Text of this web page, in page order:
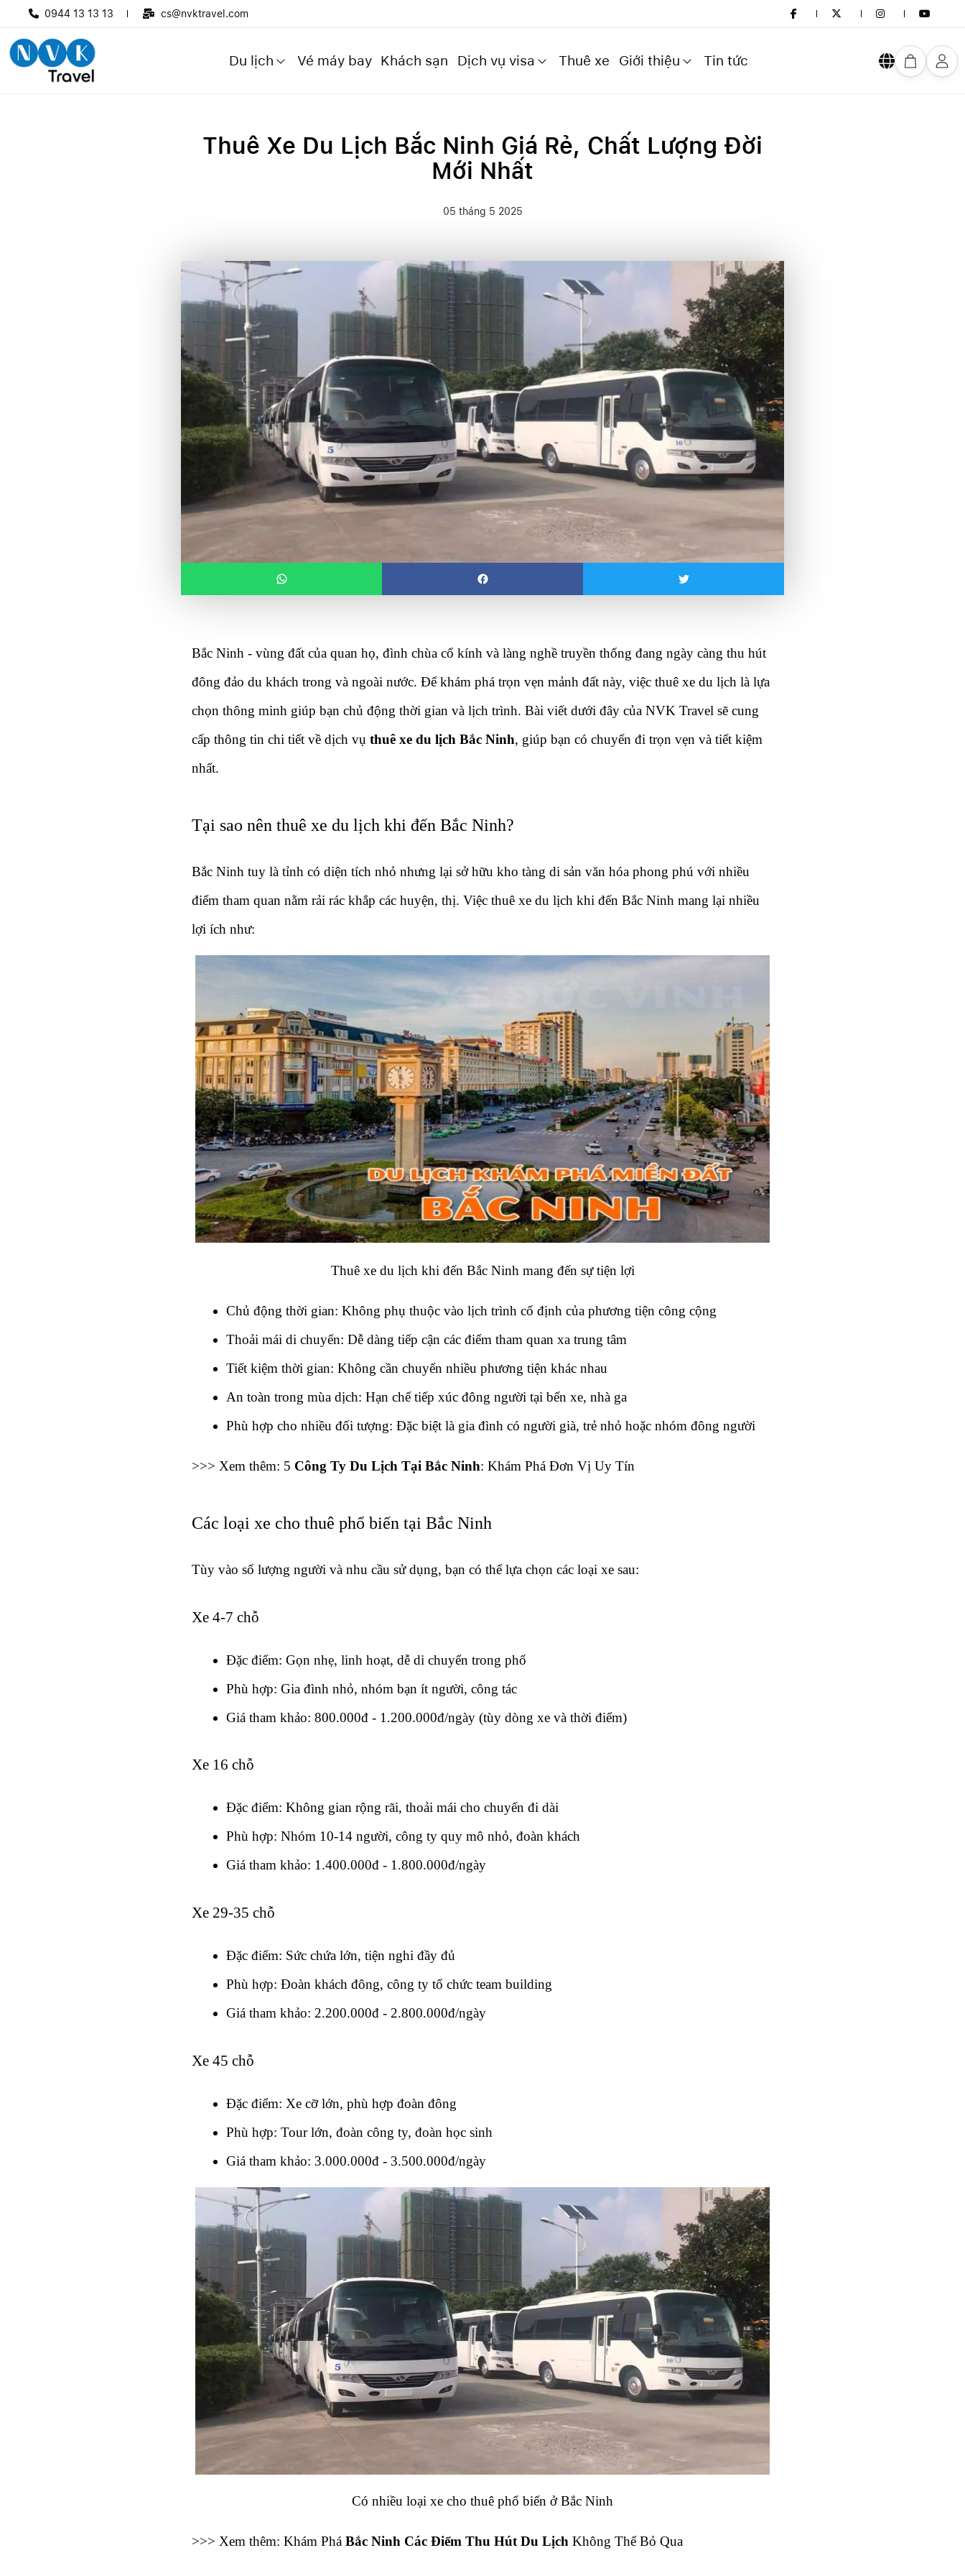
0944 13 13 13 cs@nvktravel.com
Du lịch Vé máy bay Khách sạn Dịch vụ visa Thuê xe Giới thiệu Tin tức
Thuê Xe Du Lịch Bắc Ninh Giá Rẻ, Chất Lượng Đời
Mới Nhất
05 tháng 5 2025
Bắc Ninh - vùng đất của quan họ, đình chùa cổ kính và làng nghề truyền thống đang ngày càng thu hút
đông đảo du khách trong và ngoài nước. Để khám phá trọn vẹn mảnh đất này, việc thuê xe du lịch là lựa
chọn thông minh giúp bạn chủ động thời gian và lịch trình. Bài viết dưới đây của NVK Travel sẽ cung
cấp thông tin chi tiết về dịch vụ thuê xe du lịch Bắc Ninh, giúp bạn có chuyến đi trọn vẹn và tiết kiệm
nhất.
Tại sao nên thuê xe du lịch khi đến Bắc Ninh?
Bắc Ninh tuy là tỉnh có diện tích nhỏ nhưng lại sở hữu kho tàng di sản văn hóa phong phú với nhiều
điểm tham quan nằm rải rác khắp các huyện, thị. Việc thuê xe du lịch khi đến Bắc Ninh mang lại nhiều
lợi ích như:
Thuê xe du lịch khi đến Bắc Ninh mang đến sự tiện lợi
Chủ động thời gian: Không phụ thuộc vào lịch trình cố định của phương tiện công cộng
Thoải mái di chuyển: Dễ dàng tiếp cận các điểm tham quan xa trung tâm
Tiết kiệm thời gian: Không cần chuyển nhiều phương tiện khác nhau
An toàn trong mùa dịch: Hạn chế tiếp xúc đông người tại bến xe, nhà ga
Phù hợp cho nhiều đối tượng: Đặc biệt là gia đình có người già, trẻ nhỏ hoặc nhóm đông người
>>> Xem thêm: 5 Công Ty Du Lịch Tại Bắc Ninh: Khám Phá Đơn Vị Uy Tín
Các loại xe cho thuê phổ biến tại Bắc Ninh
Tùy vào số lượng người và nhu cầu sử dụng, bạn có thể lựa chọn các loại xe sau:
Xe 4-7 chỗ
Đặc điểm: Gọn nhẹ, linh hoạt, dễ di chuyển trong phố
Phù hợp: Gia đình nhỏ, nhóm bạn ít người, công tác
Giá tham khảo: 800.000đ - 1.200.000đ/ngày (tùy dòng xe và thời điểm)
Xe 16 chỗ
Đặc điểm: Không gian rộng rãi, thoải mái cho chuyến đi dài
Phù hợp: Nhóm 10-14 người, công ty quy mô nhỏ, đoàn khách
Giá tham khảo: 1.400.000đ - 1.800.000đ/ngày
Xe 29-35 chỗ
Đặc điểm: Sức chứa lớn, tiện nghi đầy đủ
Phù hợp: Đoàn khách đông, công ty tổ chức team building
Giá tham khảo: 2.200.000đ - 2.800.000đ/ngày
Xe 45 chỗ
Đặc điểm: Xe cỡ lớn, phù hợp đoàn đông
Phù hợp: Tour lớn, đoàn công ty, đoàn học sinh
Giá tham khảo: 3.000.000đ - 3.500.000đ/ngày
Có nhiều loại xe cho thuê phổ biến ở Bắc Ninh
>>> Xem thêm: Khám Phá Bắc Ninh Các Điểm Thu Hút Du Lịch Không Thể Bỏ Qua